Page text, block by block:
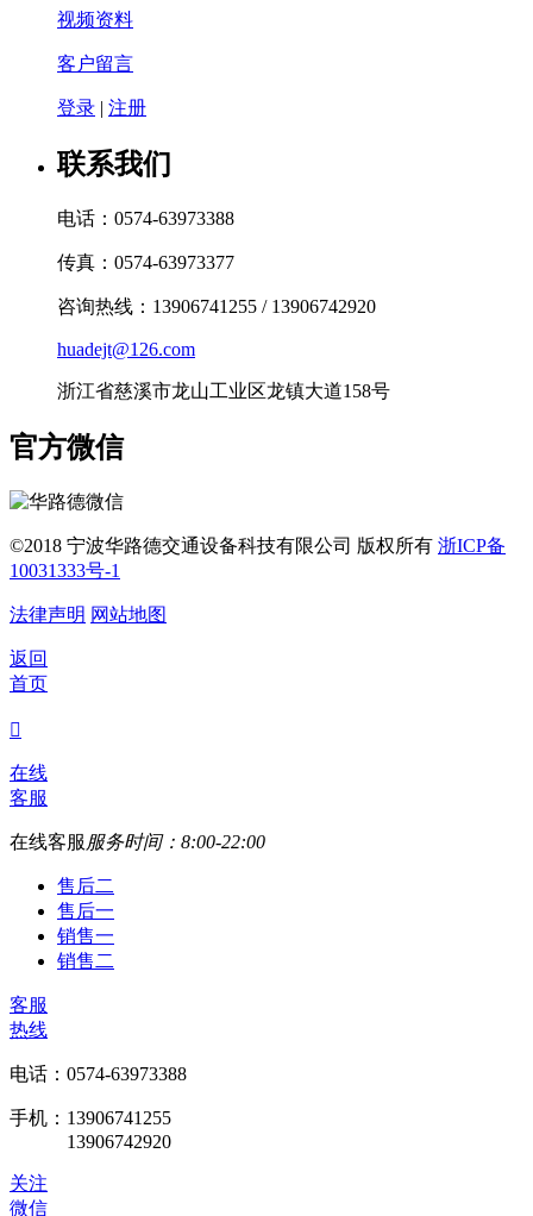
视频资料
客户留言
登录 | 注册
联系我们
电话：0574-63973388
传真：0574-63973377
咨询热线：13906741255 / 13906742920
huadejt@126.com
浙江省慈溪市龙山工业区龙镇大道158号
官方微信
©2018 宁波华路德交通设备科技有限公司 版权所有 浙ICP备
10031333号-1
法律声明 网站地图
返回
首页

在线
客服
在线客服 服务时间：8:00-22:00
售后二
售后一
销售一
销售二
客服
热线
电话：0574-63973388
手机：13906741255
13906742920
关注
微信